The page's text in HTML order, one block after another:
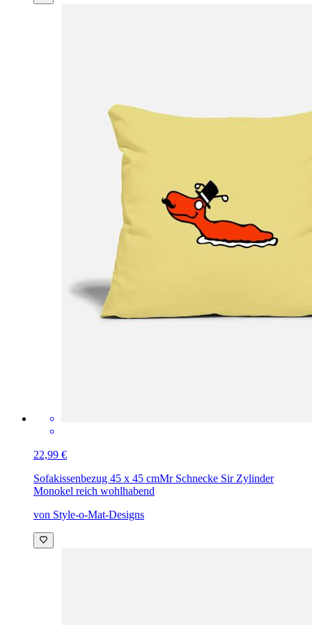
22,99 €
Sofakissenbezug 45 x 45 cmMr Schnecke Sir Zylinder
Monokel reich wohlhabend
von Style-o-Mat-Designs